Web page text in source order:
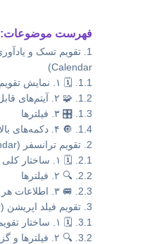
فهرست موضوعات:
Calendar)
🗓️ ۱. نمایش تقویم
🧩 ۲. آیتم‌های قابل نمایش در تقویم
🎛️ ۳. فیلترها
🔘 ۴. دکمه‌های بالا
تقویم ترانسفر (Transfer Calendar)
🗓️ ۱. ساختار کلی
🔍 ۲. فیلترها
🚐 ۳. اطلاعات هر آیتم در تقویم
تقویم فیلد اپریشن (Field Operation Calendar)
🗓️ ۱. ساختار تقویم
🔍 ۲. فیلترها و گزینه‌های بالا